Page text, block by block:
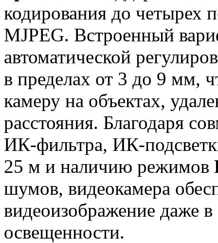
кодирования до четырех
MJPEG. Встроенный
автоматической
в пределах от 3 до 9 мм,
камеру на объектах,
расстояния. Благодаря
ИК-фильтра, ИК-
25 м и наличию режимов
шумов, видеокамера
видеоизображение даже
освещенности.